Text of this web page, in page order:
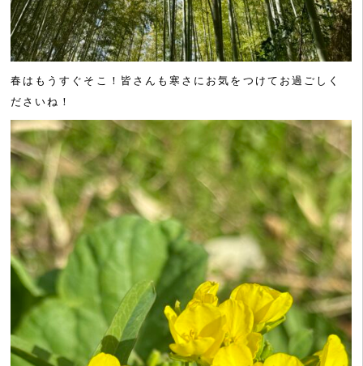
春はもうすぐそこ！皆さんも寒さにお気をつけてお過ごしく
ださいね！